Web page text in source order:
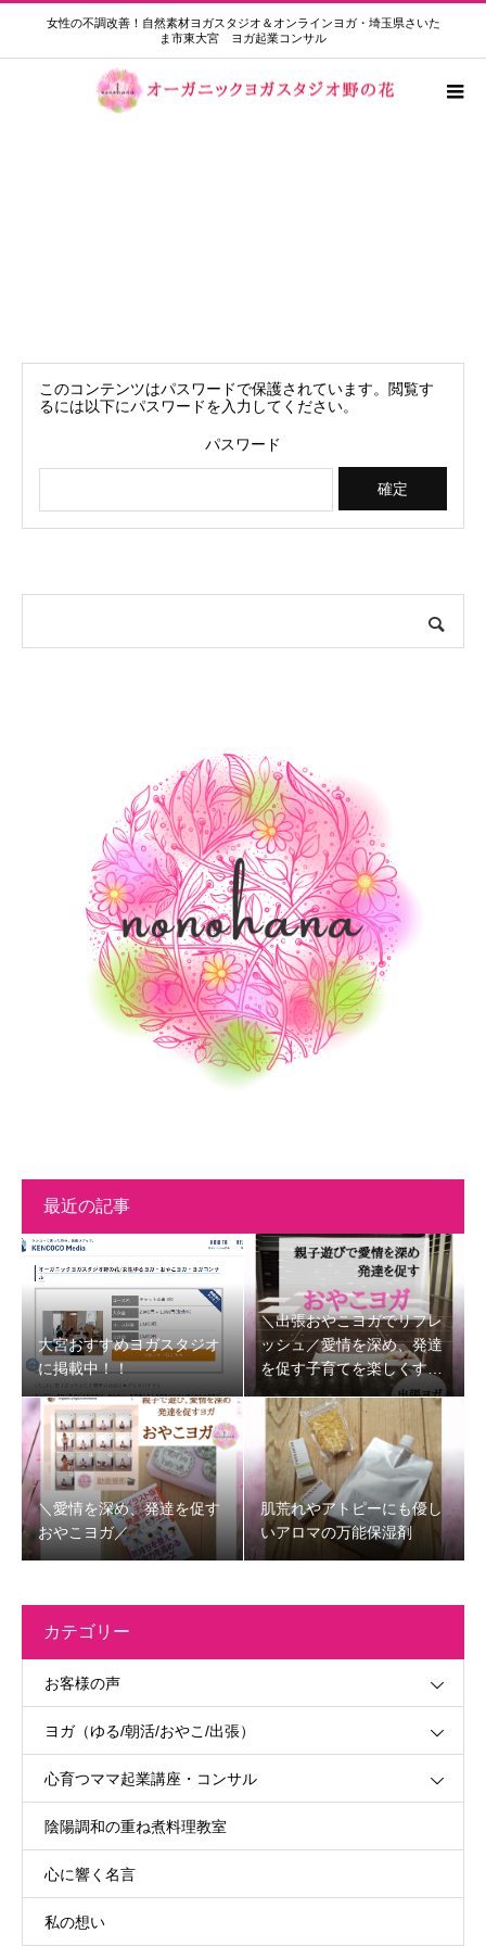
女性の不調改善！自然素材ヨガスタジオ＆オンラインヨガ・埼玉県さいた
ま市東大宮 ヨガ起業コンサル
このコンテンツはパスワードで保護されています。閲覧す
るには以下にパスワードを入力してください。
パスワード
最近の記事
大宮おすすめヨガスタジオ
に掲載中！！
＼出張おやこヨガでリフレ
ッシュ／愛情を深め、発達
を促す子育てを楽しくする
＼愛情を深め、発達を促す
おやこヨガ／
肌荒れやアトピーにも優し
いアロマの万能保湿剤
カテゴリー
お客様の声
ヨガ（ゆる/朝活/おやこ/出張）
心育つママ起業講座・コンサル
陰陽調和の重ね煮料理教室
心に響く名言
私の想い